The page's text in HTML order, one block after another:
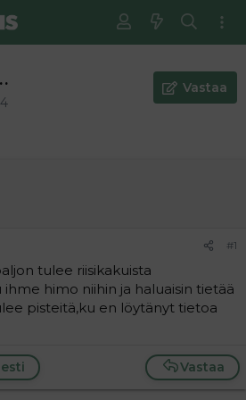
Vastaa
#1
tulee riisikakuista
himo niihin ja haluaisin tietää
pisteitä,ku en löytänyt tietoa
Vastaa